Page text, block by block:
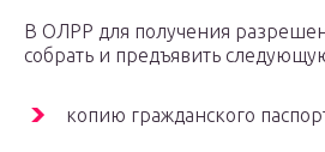
В ОЛРР для получения
собрать и предъявить
копию гражданского